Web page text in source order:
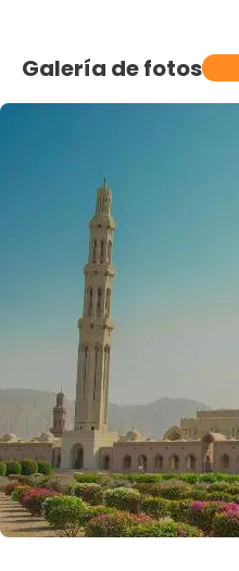
Galería de fotos